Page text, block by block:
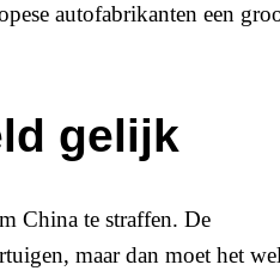
autofabrikanten een
gelijk
China te straffen. De
maar dan moet het